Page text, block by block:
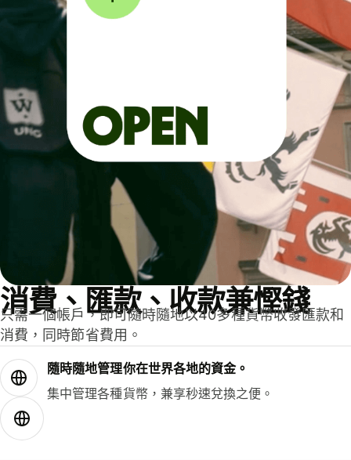
消費、匯款、收款兼慳錢
只需一個帳戶，即可隨時隨地以40多種貨幣收發匯款和
消費，同時節省費用。
隨時隨地管理你在世界各地的資金。
集中管理各種貨幣，兼享秒速兌換之便。